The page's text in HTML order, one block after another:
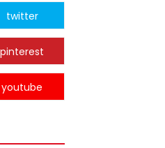
twitter
pinterest
youtube